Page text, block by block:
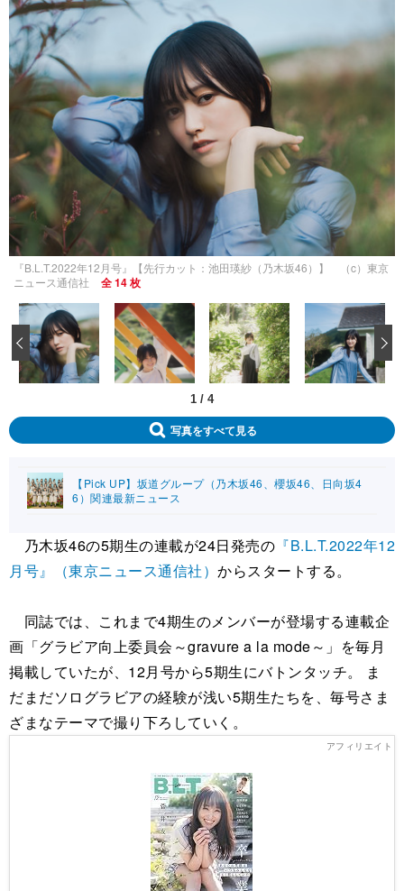
『B.L.T.2022年12月号』【先行カット：池田瑛紗（乃木坂46）】 （c）東京
ニュース通信社
全 14 枚
1 / 4
‹
写真をすべて見る
【Pick UP】坂道グループ（乃木坂46、櫻坂46、日向坂4
6）関連最新ニュース
乃木坂46の5期生の連載が24日発売の 『B.L.T.2022年12
月号』（東京ニュース通信社） からスタートする。
同誌では、これまで4期生のメンバーが登場する連載企
画「グラビア向上委員会～gravure a la mode～」を毎月
掲載していたが、12月号から5期生にバトンタッチ。 ま
だまだソログラビアの経験が浅い5期生たちを、毎号さま
ざまなテーマで撮り下ろしていく。